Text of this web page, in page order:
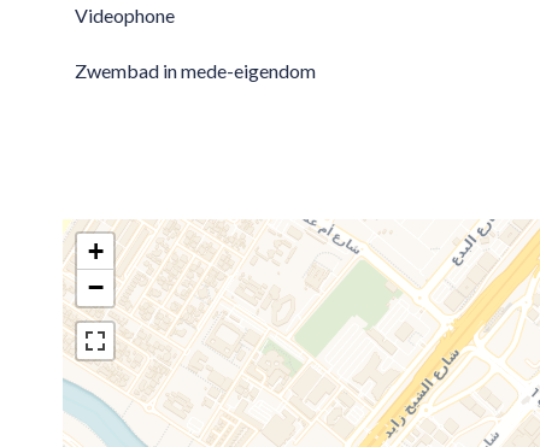
Videophone
Zwembad in mede-eigendom
+
−